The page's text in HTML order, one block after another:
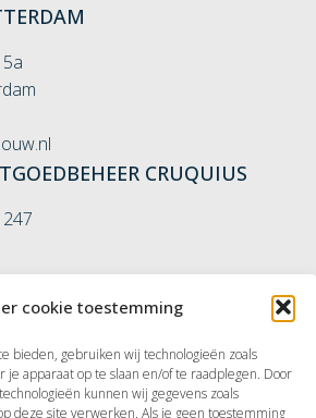
cookie toestemming
bieden, gebruiken wij technologieën zoals
je apparaat op te slaan en/of te raadplegen. Door
kunnen wij gegevens zoals
deze site verwerken. Als je geen toestemming
CRUQUIUS
9-11